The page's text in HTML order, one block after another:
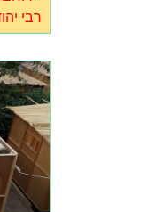
רבי